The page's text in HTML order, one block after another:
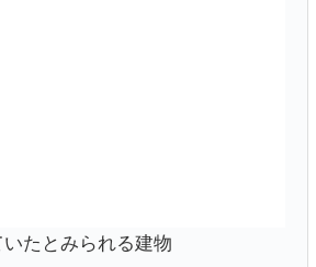
たとみられる建物